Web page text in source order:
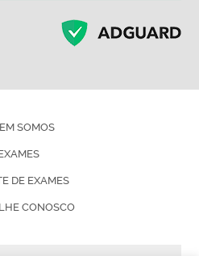
SOMOS
DE EXAMES
CONOSCO